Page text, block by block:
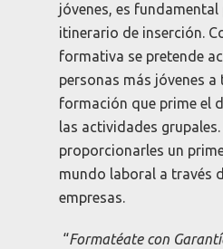
jóvenes, es
itinerario de inserción.
formativa se pretende
personas más jóvenes a
formación que prime el
las actividades
proporcionarles un
mundo laboral a través
empresas.
“Formatéate con